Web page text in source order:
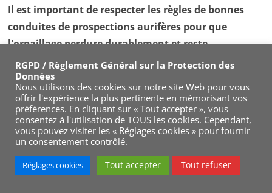
Il est important de respecter les règles de bonnes
conduites de prospections aurifères pour que
l'orpaillage perdure durablement et reste
pratiquable pour tous.
Respectez les activités agricoles, les agriculteurs, ne
dérangez pas les animaux des fermes dans les
montagnes ou dans les vallées (transhumance),
prenez soin du matériel et du mobilier agricole, c'est
important.
RGPD / Règlement Général sur la Protection des
Données
Nous utilisons des cookies sur notre site Web pour vous
offrir l'expérience la plus pertinente en mémorisant vos
préférences. En cliquant sur « Tout accepter », vous
consentez à l'utilisation de TOUS les cookies. Cependant,
vous pouvez visiter les « Réglages cookies » pour fournir
un consentement contrôlé.
Réglages cookies Tout accepter Tout refuser